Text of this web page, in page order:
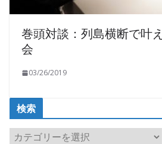
巻頭対談：列島横断で叶
会
03/26/2019
検索
検